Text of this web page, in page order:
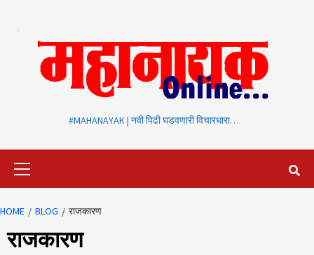
#MAHANAYAK | नवी पिढी घडवणारी विचारधारा…
HOME BLOG राजकारण
राजकारण